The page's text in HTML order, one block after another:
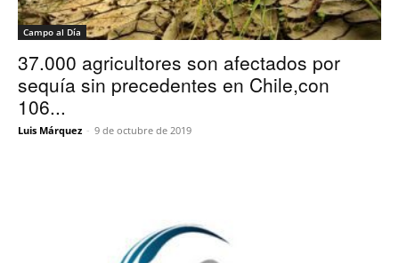
Campo al Día
37.000 agricultores son afectados por
sequía sin precedentes en Chile,con
106...
Luis Márquez - 9 de octubre de 2019